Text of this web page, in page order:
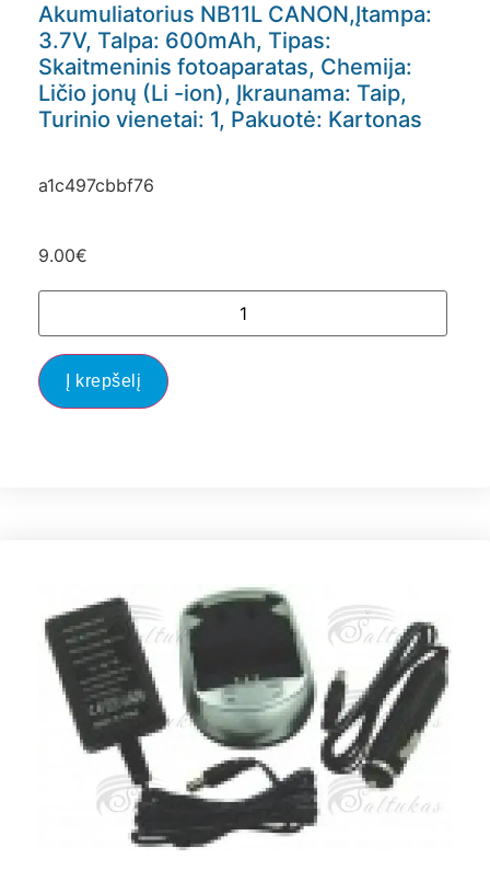
Akumuliatorius NB11L CANON,Įtampa:
3.7V, Talpa: 600mAh, Tipas:
Skaitmeninis fotoaparatas, Chemija:
Ličio jonų (Li -ion), Įkraunama: Taip,
Turinio vienetai: 1, Pakuotė: Kartonas
a1c497cbbf76
9.00€
Į krepšelį